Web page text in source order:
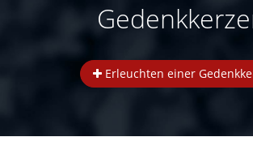
Erleuchten einer